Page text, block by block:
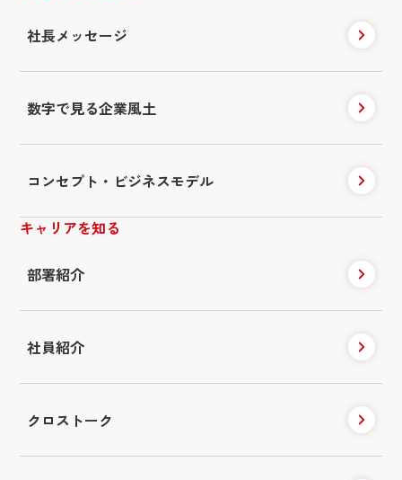
社長メッセージ
数字で見る企業風土
コンセプト・ビジネスモデル
キャリアを知る
部署紹介
社員紹介
クロストーク